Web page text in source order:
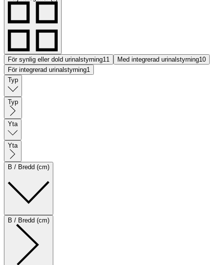
För synlig eller dold urinalstyrning11 Med integrerad urinalstyrning10
För integrerad urinalstyrning1
Typ
Typ
Yta
Yta
B / Bredd (cm)
B / Bredd (cm)